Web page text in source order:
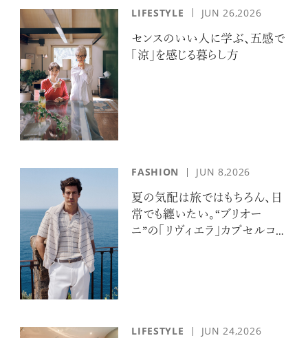
LIFESTYLE JUN 26,2026
センスのいい人に学ぶ、五感で
「涼」を感じる暮らし方
FASHION JUN 8,2026
夏の気配は旅ではもちろん、日
常でも纏いたい。“ブリオー
ニ”の「リヴィエラ」カプセルコレ
LIFESTYLE JUN 24,2026